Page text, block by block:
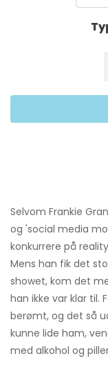
Selvom Frankie
og 'social media
konkurrere på
Mens han fik det
showet, kom det
han ikke var klar
berømt, og det så
kunne lide ham,
med alkohol og